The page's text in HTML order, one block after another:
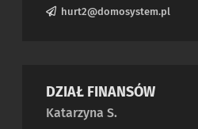
hurt2@domosystem.pl
DZIAŁ FINANSÓW
Katarzyna S.